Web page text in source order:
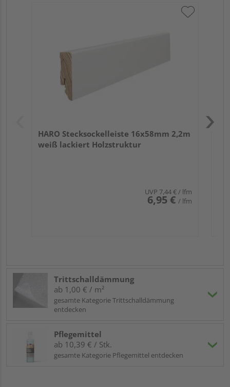
HARO Stecksockelleiste 16x58mm 2,2m
weiß lackiert Holzstruktur
UVP 7,44 €/ lfm
6,95 € / lfm
Trittschalldämmung
ab 1,00 € / m²
gesamte Kategorie Trittschalldämmung
entdecken
Pflegemittel
ab 10,39 € / Stk.
gesamte Kategorie Pflegemittel entdecken